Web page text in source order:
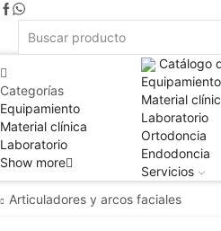
Categorías
Equipamiento
Material clínica
Laboratorio
Show more
Catálogo
Equipamiento
Material
Laboratorio
Ortodoncia
Endodoncia
Servicios
Articuladores y arcos faciales